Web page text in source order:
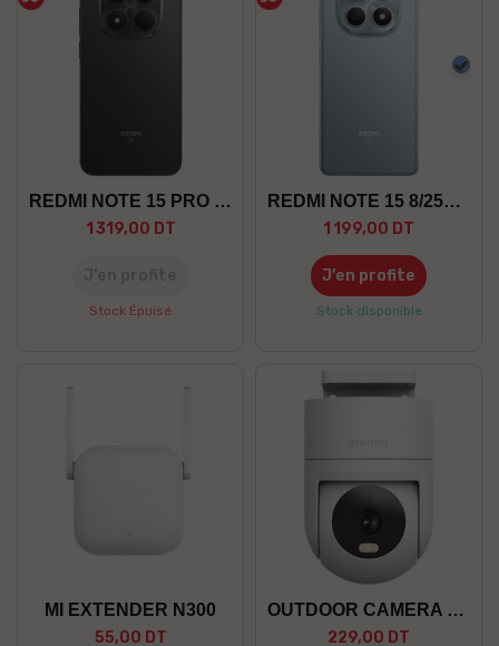
REDMI NOTE 15 PRO 8/256 5G
1 319,00 DT
Stock Épuisé
REDMI NOTE 15 8/256 5G
1 199,00 DT
Bleu
J’en profite
Stock disponible
MI EXTENDER N300
55,00 DT
OUTDOOR CAMERA CW300 EU
229,00 DT